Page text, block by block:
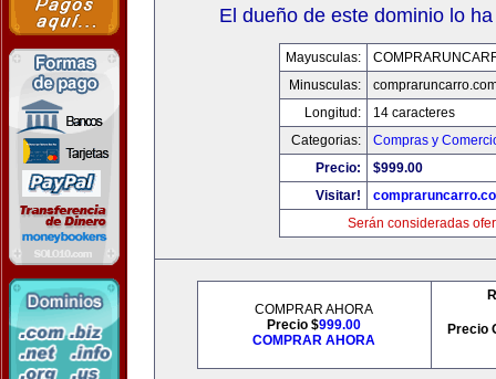
El dueño de este dominio lo
Mayusculas:
Minusculas:
Longitud:
14 caracteres
Categorias:
Compras y
Precio:
$999.00
Visitar!
Serán consideradas
COMPRAR AHORA
Precio $999.00
COMPRAR AHORA
Precio